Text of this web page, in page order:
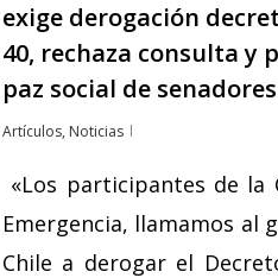
exige derogación
40, rechaza consulta y
paz social de
Artículos, Noticias
«Los participantes de la
Emergencia, llamamos al
Chile a derogar el